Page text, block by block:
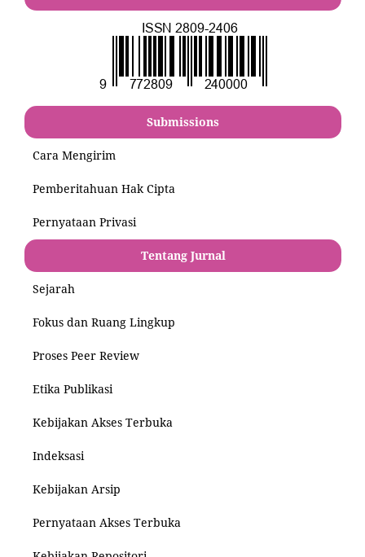
Submissions
Cara Mengirim
Pemberitahuan Hak Cipta
Pernyataan Privasi
Tentang Jurnal
Sejarah
Fokus dan Ruang Lingkup
Proses Peer Review
Etika Publikasi
Kebijakan Akses Terbuka
Indeksasi
Kebijakan Arsip
Pernyataan Akses Terbuka